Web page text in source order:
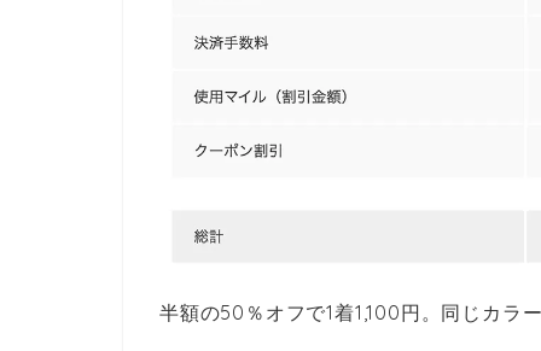
半額の50％オフで1着1,100円。同じカラ